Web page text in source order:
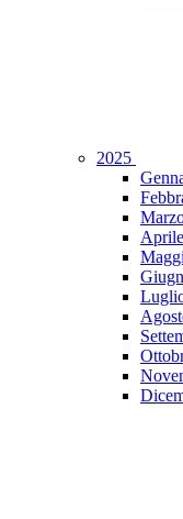
2025
Aprile